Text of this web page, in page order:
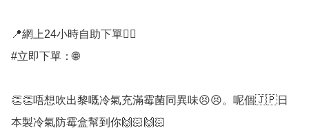
📍網上24小時自助下單👍🏻
#立即下單：🌐
👏👏唔想吹出黎嘅冷氣充滿霉菌同異味😣😣。呢個🇯🇵日
本製冷氣防霉盒幫到你🙌🏻🙌🏻